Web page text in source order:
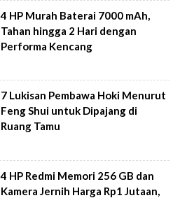
4 HP Murah Baterai 7000 mAh,
Tahan hingga 2 Hari dengan
Performa Kencang
7 Lukisan Pembawa Hoki Menurut
Feng Shui untuk Dipajang di
Ruang Tamu
4 HP Redmi Memori 256 GB dan
Kamera Jernih Harga Rp1 Jutaan,